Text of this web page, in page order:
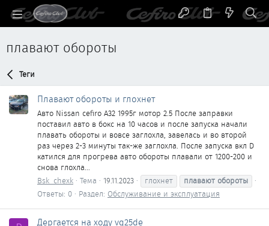
плавают обороты
Теги
Плавают обороты и глохнет
Авто Nissan cefiro A32 1995г мотор 2.5 После заправки
поставил авто в бокс на 10 часов и после запуска начали
плавать обороты и вовсе заглохла, завелась и во второй
раз через 2-3 минуты так-же заглохла. После запуска вкл D
катился для прогрева авто обороты плавали от 1200-200 и
снова глохла...
Bsk_chexk Тема 19.11.2023 глохнет плавают обороты
Ответы: 0
Раздел: Обслуживание и эксплуатация
Дергается на ходу vq25de